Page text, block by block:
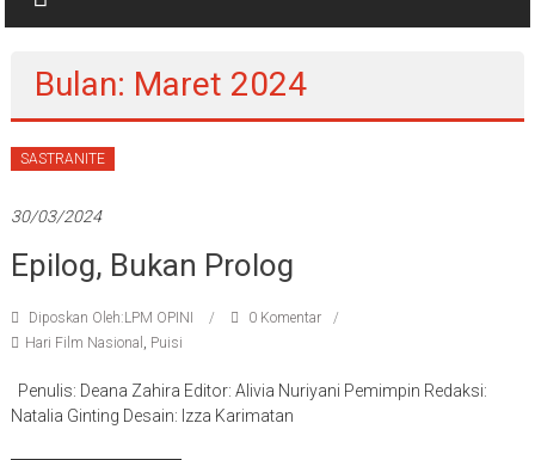
Bulan: Maret 2024
SASTRANITE
30/03/2024
Epilog, Bukan Prolog
Diposkan Oleh:LPM OPINI
0 Komentar
Hari Film Nasional , Puisi
Penulis: Deana Zahira Editor: Alivia Nuriyani Pemimpin Redaksi:
Natalia Ginting Desain: Izza Karimatan